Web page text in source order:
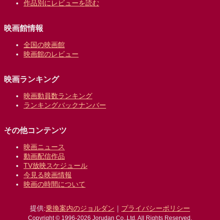
作品別にレビューを読む
映画館情報
全国の映画館
映画館のレビュー
映画ランキング
映画動員数ランキング
ランキングバックナンバー
その他コンテンツ
映画ニュース
動画配信作品
TV放映スケジュール
今見る映画情報
映画の時間について
提供:乗換案内のジョルダン ｜ プライバシーポリシー
Copyright © 1996-2026 Jorudan Co.,Ltd. All Rights Reserved.